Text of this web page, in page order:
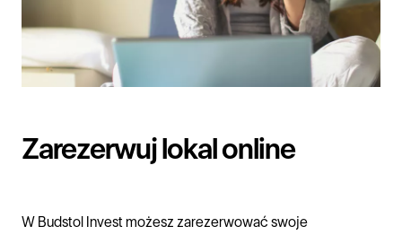
Zarezerwuj lokal online
W Budstol Invest możesz zarezerwować swoje